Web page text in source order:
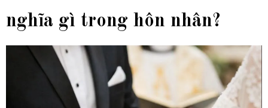
nghĩa gì trong hôn nhân?